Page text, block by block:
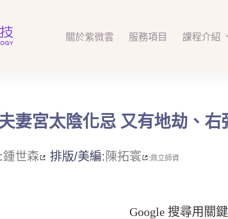
關於紫微雲 服務項目 課程介紹
妻宮太陰化忌 又有地劫、右
鍾世森 排版/美編: 陳拓寰 :鼎立師資
Google 搜尋用關